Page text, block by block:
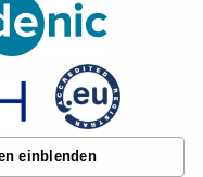
einblenden